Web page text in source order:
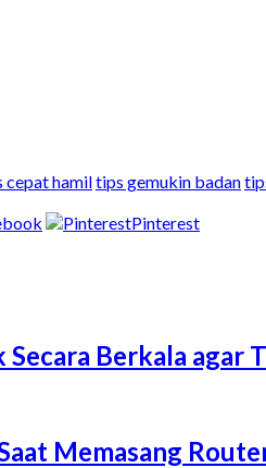
cepat hamiltips gemukin badan
Pinterest
Berkala agar
Memasang